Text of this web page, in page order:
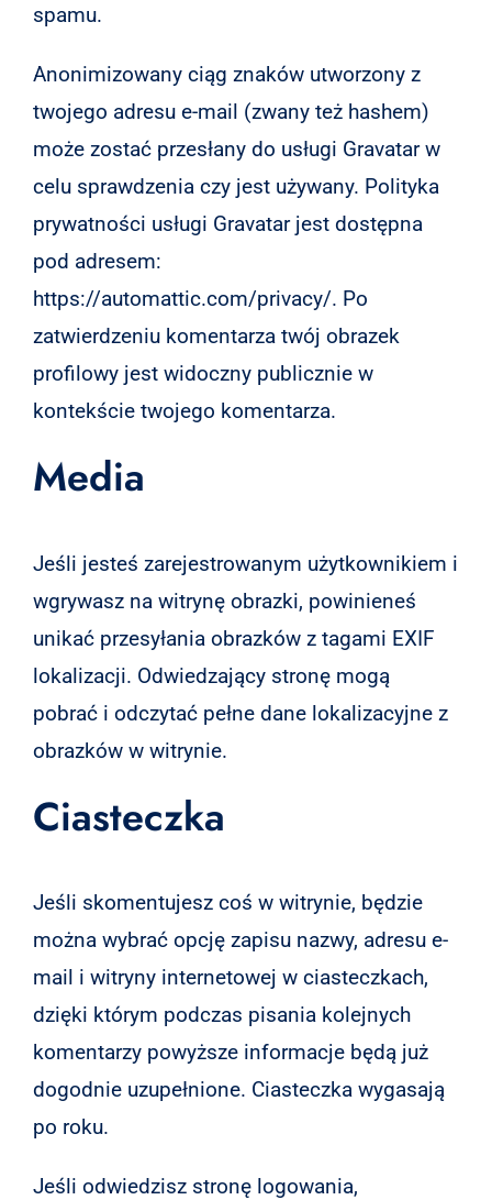
spamu.
Anonimizowany ciąg znaków utworzony z
twojego adresu e-mail (zwany też hashem)
może zostać przesłany do usługi Gravatar w
celu sprawdzenia czy jest używany. Polityka
prywatności usługi Gravatar jest dostępna
pod adresem:
https://automattic.com/privacy/. Po
zatwierdzeniu komentarza twój obrazek
profilowy jest widoczny publicznie w
kontekście twojego komentarza.
Media
Jeśli jesteś zarejestrowanym użytkownikiem i
wgrywasz na witrynę obrazki, powinieneś
unikać przesyłania obrazków z tagami EXIF
lokalizacji. Odwiedzający stronę mogą
pobrać i odczytać pełne dane lokalizacyjne z
obrazków w witrynie.
Ciasteczka
Jeśli skomentujesz coś w witrynie, będzie
można wybrać opcję zapisu nazwy, adresu e-
mail i witryny internetowej w ciasteczkach,
dzięki którym podczas pisania kolejnych
komentarzy powyższe informacje będą już
dogodnie uzupełnione. Ciasteczka wygasają
po roku.
Jeśli odwiedzisz stronę logowania,